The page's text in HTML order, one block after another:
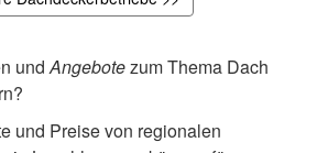
undAngebotezum Thema Dach
und Preise von regionalen